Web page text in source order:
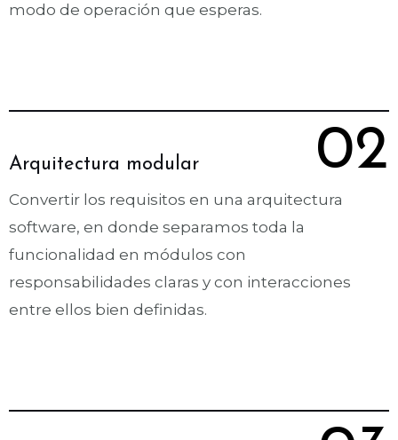
modo de operación que esperas.
02
Arquitectura modular
Convertir los requisitos en una arquitectura
software, en donde separamos toda la
funcionalidad en módulos con
responsabilidades claras y con interacciones
entre ellos bien definidas.